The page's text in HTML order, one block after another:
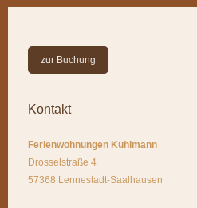
zur Buchung
Kontakt
Ferienwohnungen Kuhlmann
Drosselstraße 4
57368 Lennestadt-Saalhausen